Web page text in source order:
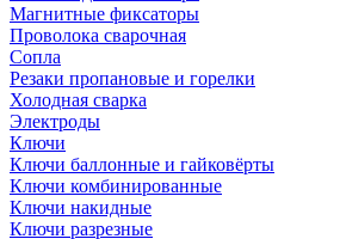
Магнитные фиксаторы
Проволока сварочная
Сопла
Резаки пропановые и горелки
Холодная сварка
Электроды
Ключи
Ключи баллонные и гайковёрты
Ключи комбинированные
Ключи накидные
Ключи разрезные